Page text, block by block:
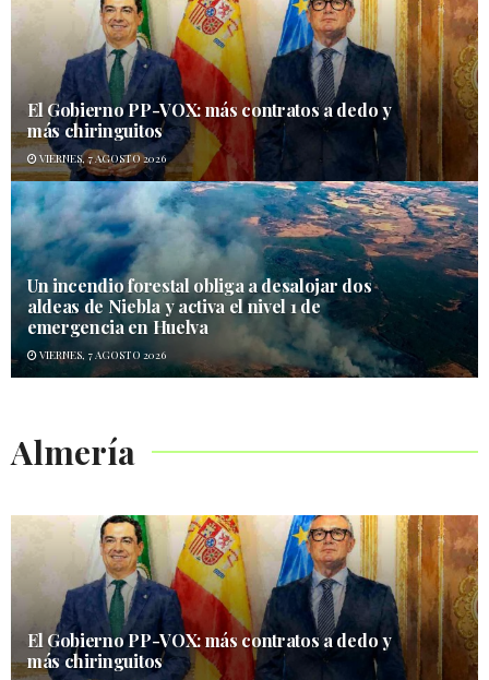
El Gobierno PP-VOX: más contratos a dedo y
más chiringuitos
VIERNES, 7 AGOSTO 2026
Un incendio forestal obliga a desalojar dos
aldeas de Niebla y activa el nivel 1 de
emergencia en Huelva
VIERNES, 7 AGOSTO 2026
Almería
El Gobierno PP-VOX: más contratos a dedo y
más chiringuitos